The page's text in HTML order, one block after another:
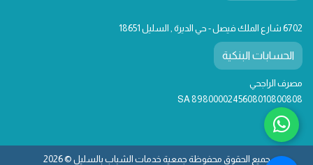
6702 شارع الملك فيصل - حي الديرة , السليل 18651
الحسابات البنكية
مصرف الراجحي
SA 8980000245608010800808
جميع الحقوق محفوظة جمعية خدمات الشباب بالسليل © 2026